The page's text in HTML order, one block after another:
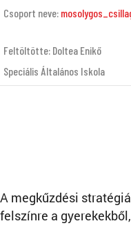
Csoport neve:
Feltöltötte: Doltea Enikő
Speciális Általános Iskola
A megkűzdési
felszínre a